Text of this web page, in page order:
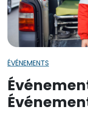
ÉVÉNEMENTS